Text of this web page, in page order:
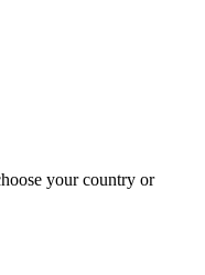
your country or